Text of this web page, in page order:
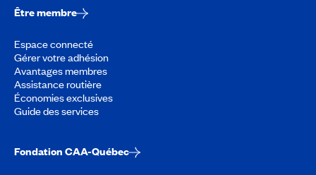
Être membre
Espace connecté
Gérer votre adhésion
Avantages membres
Assistance routière
Économies exclusives
Guide des services
Fondation CAA-Québec